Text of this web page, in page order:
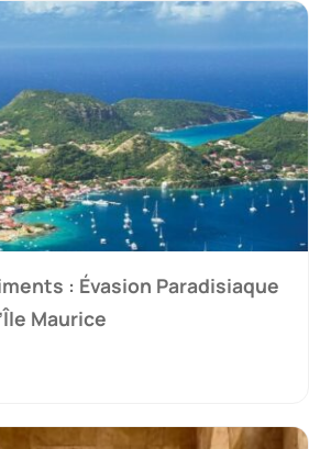
: Évasion Paradisiaque
Maurice